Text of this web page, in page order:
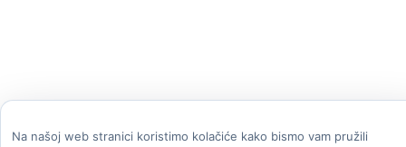
Na našoj web stranici koristimo kolačiće kako bismo vam pružili